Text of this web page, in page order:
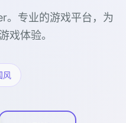
专业的游戏平台，为
戏体验。
风